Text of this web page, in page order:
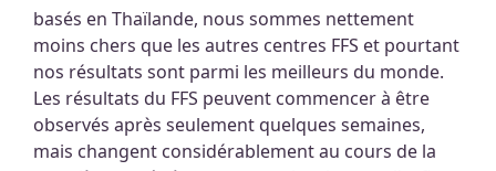
basés en Thaïlande, nous sommes nettement
moins chers que les autres centres FFS et pourtant
nos résultats sont parmi les meilleurs du monde.
Les résultats du FFS peuvent commencer à être
observés après seulement quelques semaines,
mais changent considérablement au cours de la